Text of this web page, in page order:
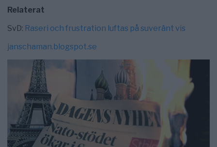
Relaterat
SvD: Raseri och frustration luftas på suveränt vis
janschaman.blogspot.se